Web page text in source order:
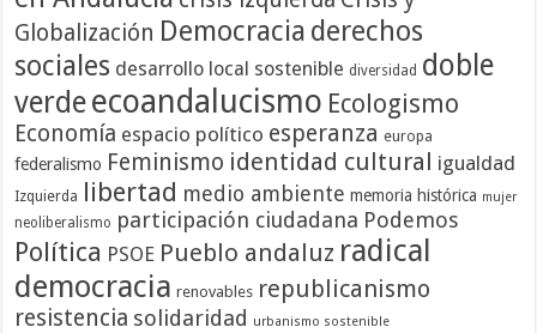
Globalización Democracia derechos
sociales desarrollo local sostenible diversidad doble
verdeecoandalucismo Ecologismo
Economía espacio político esperanza europa
federalismo Feminismo identidad cultural igualdad
Izquierda libertad medio ambiente memoria histórica mujer
neoliberalismo participación ciudadana Podemos
Política PSOE Pueblo andaluz radical
democracia renovables republicanismo
resistencia solidaridad urbanismo sostenible